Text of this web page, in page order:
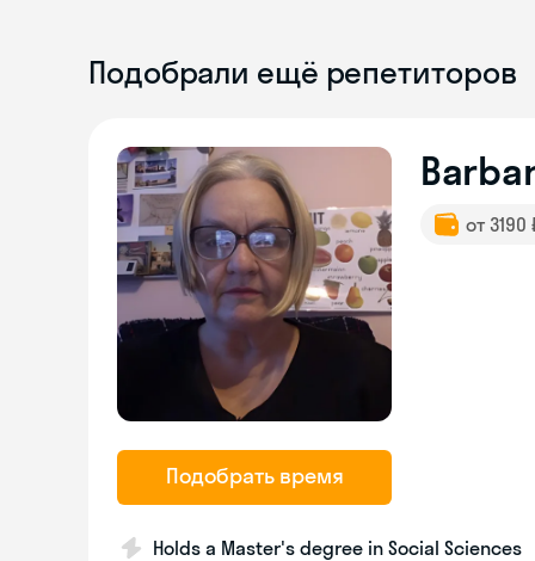
Подобрали ещё репетиторов
Подобрать время
от
Holds a Master's degree in Social Sciences